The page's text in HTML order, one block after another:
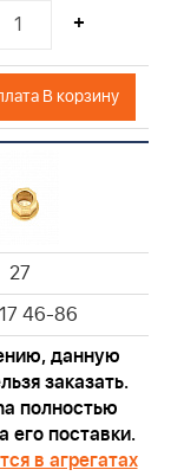
+
В корзину
27
46-86
данную
заказать.
полностью
его поставки.
в агрегатах